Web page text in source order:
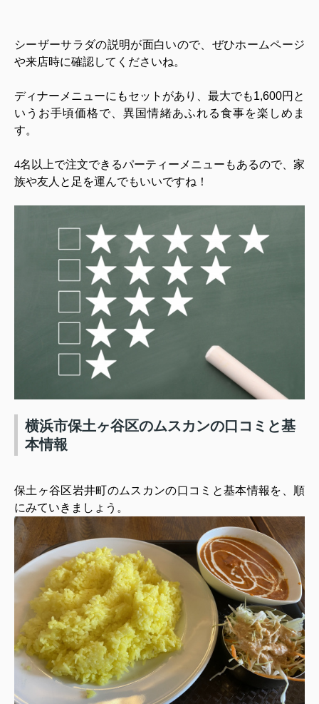
シーザーサラダの説明が面白いので、ぜひホームページ
や来店時に確認してくださいね。
ディナーメニューにもセットがあり、最大でも1,600円と
いうお手頃価格で、異国情緒あふれる食事を楽しめま
す。
4名以上で注文できるパーティーメニューもあるので、家
族や友人と足を運んでもいいですね！
横浜市保土ヶ谷区のムスカンの口コミと基
本情報
保土ヶ谷区岩井町のムスカンの口コミと基本情報を、順
にみていきましょう。